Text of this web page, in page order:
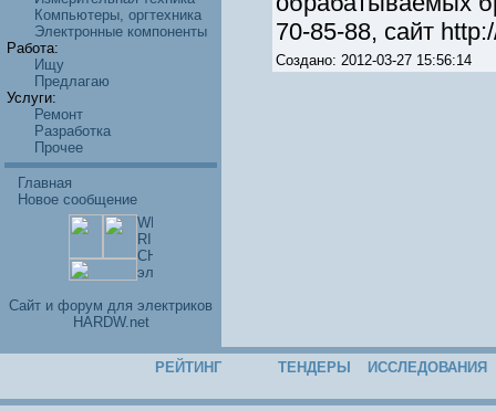
Компьютеры, оргтехника
Электронные компоненты
Работа:
Ищу
Предлагаю
Услуги:
Ремонт
Разработка
Прочее
Главная
Новое сообщение
Cайт и форум для электриков
HARDW.net
70-85-88, сайт
Создано: 2012-03-27 15:56:14
РЕЙТИНГ ТЕНДЕРЫ ИССЛЕДОВАНИЯ